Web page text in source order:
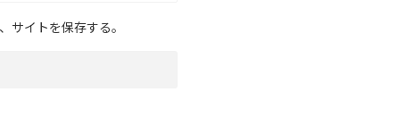
イトを保存する。